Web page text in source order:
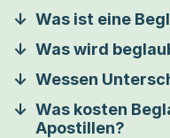
Was ist eine
Was wird
Wessen
Was kosten
Apostillen?